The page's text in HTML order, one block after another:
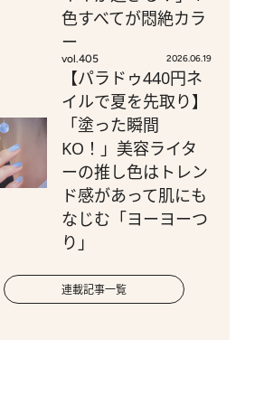
色すべてが悶絶カラ
ー
vol.405 2026.06.19
【パラドゥ440円ネ
イルで夏を先取り】
「塗った瞬間
KO！」美容ライタ
ーの推し色はトレン
ド感があって肌にも
なじむ「ヨーヨーつ
り」
連載記事一覧